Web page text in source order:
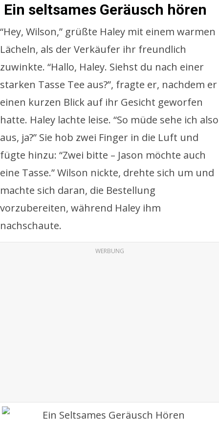
Ein seltsames Geräusch hören
“Hey, Wilson,” grüßte Haley mit einem warmen
Lächeln, als der Verkäufer ihr freundlich
zuwinkte. “Hallo, Haley. Siehst du nach einer
starken Tasse Tee aus?”, fragte er, nachdem er
einen kurzen Blick auf ihr Gesicht geworfen
hatte. Haley lachte leise. “So müde sehe ich also
aus, ja?” Sie hob zwei Finger in die Luft und
fügte hinzu: “Zwei bitte – Jason möchte auch
eine Tasse.” Wilson nickte, drehte sich um und
machte sich daran, die Bestellung
vorzubereiten, während Haley ihm
nachschaute.
WERBUNG